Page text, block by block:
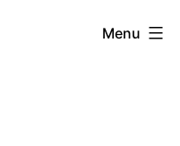
Menu